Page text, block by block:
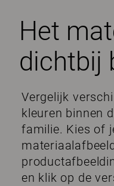
Het
dichtbij
Vergelijk
kleuren binnen
familie. Kies of
en klik op de